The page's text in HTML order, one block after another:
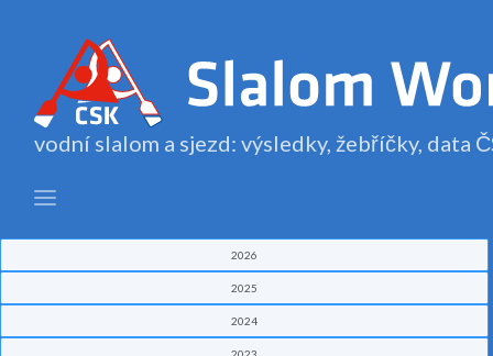
vodní slalom a sjezd: výsledky, žebříčky, data
2026
2025
2024